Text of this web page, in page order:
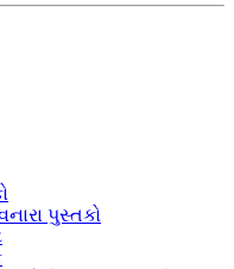
પુસ્તકો